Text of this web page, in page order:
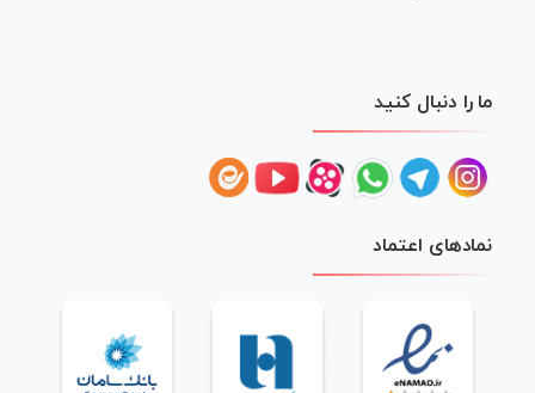
ما را دنبال کنید
نمادهای اعتماد